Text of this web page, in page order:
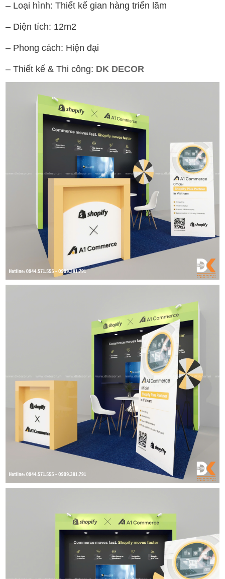
– Loại hình: Thiết kế gian hàng triển lãm
– Diện tích: 12m2
– Phong cách: Hiện đại
– Thiết kế & Thi công: DK DECOR